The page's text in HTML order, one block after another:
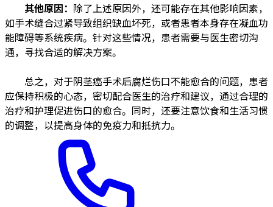
其他原因： 除了上述原因外，还可能存在其他影响因素，
如手术缝合过紧导致组织缺血坏死，或者患者本身存在凝血功
能障碍等系统疾病。针对这些情况，患者需要与医生密切沟
通，寻找合适的解决方案。
总之，对于阴茎癌手术后腐烂伤口不能愈合的问题，患者
应保持积极的心态，密切配合医生的治疗和建议，通过合理的
治疗和护理促进伤口的愈合。同时，还要注意饮食和生活习惯
的调整，以提高身体的免疫力和抵抗力。